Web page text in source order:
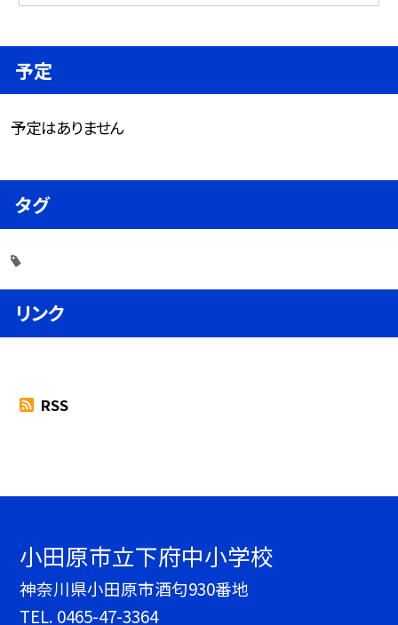
予定
予定はありません
タグ
リンク
RSS
小田原市立下府中小学校
神奈川県小田原市酒匂930番地
TEL. 0465-47-3364